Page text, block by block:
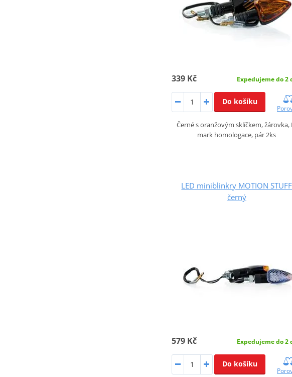
339 Kč Expedujeme do 2
Do košíku
Černé s oranžovým sklíčkem, žárovka,
mark homologace, pár 2ks
LED miniblinkry MOTION STUFF
černý
579 Kč Expedujeme do 2
Do košíku